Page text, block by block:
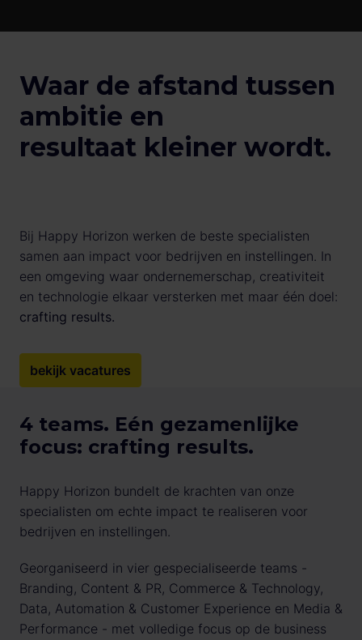
Waar de afstand tussen
ambitie en
resultaat kleiner wordt.
Bij Happy Horizon werken de beste specialisten
samen aan impact voor bedrijven en instellingen. In
een omgeving waar ondernemerschap, creativiteit
crafting results.
bekijk vacatures
4 teams. Eén gezamenlijke
focus: crafting results.
Happy Horizon bundelt de krachten van onze
specialisten om echte impact te realiseren voor
bedrijven en instellingen.
Georganiseerd in vier gespecialiseerde teams -
Branding, Content & PR, Commerce & Technology,
Data, Automation & Customer Experience en Media &
Performance - met volledige focus op de business